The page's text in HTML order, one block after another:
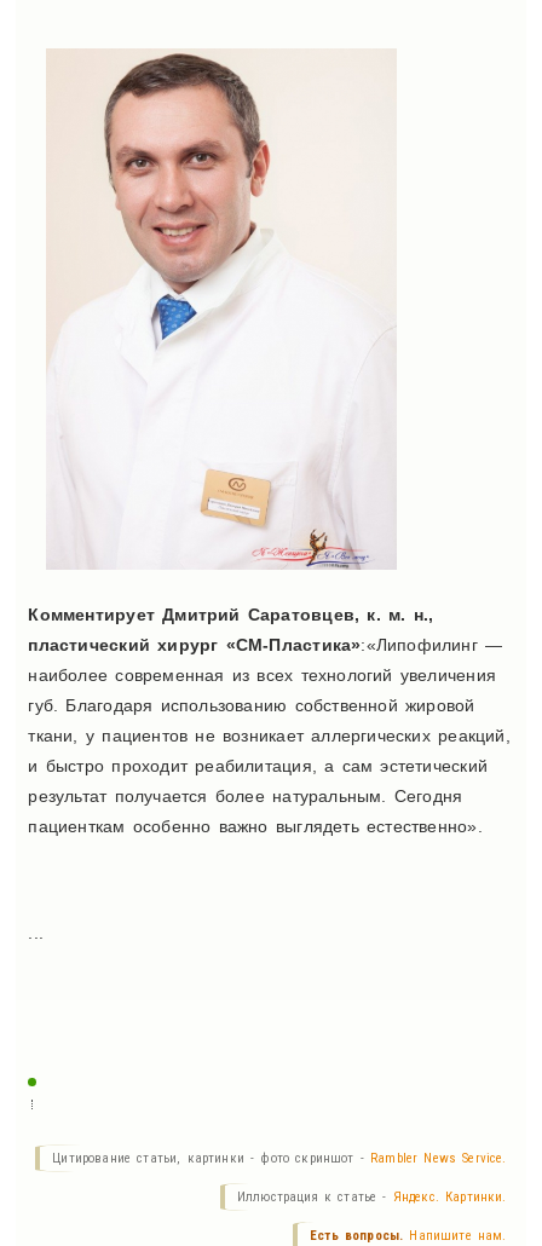
Комментирует Дмитрий Саратовцев, к. м. н.,
пластический хирург «СМ-Пластика»:«Липофилинг —
наиболее современная из всех технологий увеличения
губ. Благодаря использованию собственной жировой
ткани, у пациентов не возникает аллергических реакций,
и быстро проходит реабилитация, а сам эстетический
результат получается более натуральным. Сегодня
пациенткам особенно важно выглядеть естественно».
Цитирование статьи, картинки - фото скриншот - Rambler News Service.
Иллюстрация к статье - Яндекс. Картинки.
Есть вопросы. Напишите нам.